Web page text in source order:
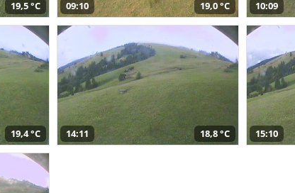
19,5 °C 09:10 19,0 °C 10:09
19,4 °C 14:11 18,8 °C 15:10